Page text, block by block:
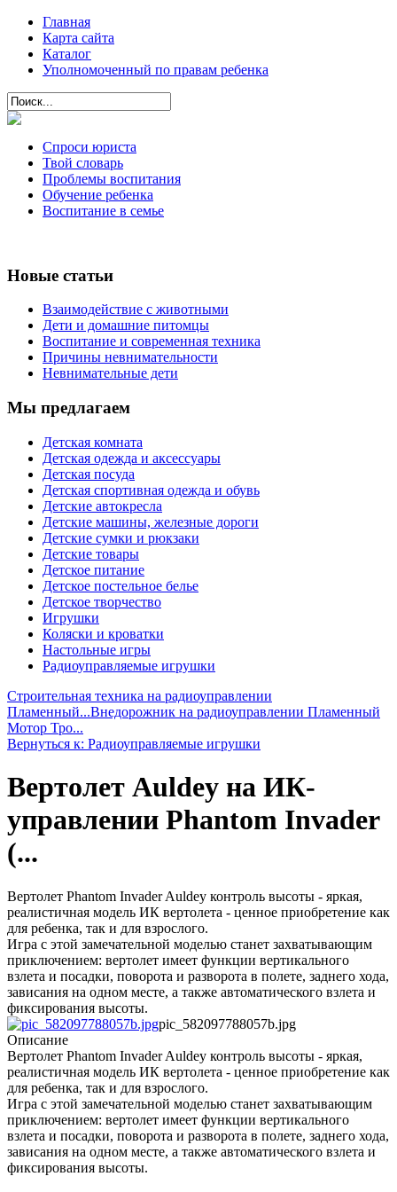
Главная
Карта сайта
Каталог
Уполномоченный по правам ребенка
Спроси юриста
Твой словарь
Проблемы воспитания
Обучение ребенка
Воспитание в семье
Новые статьи
Взаимодействие с животными
Дети и домашние питомцы
Воспитание и современная техника
Причины невнимательности
Невнимательные дети
Мы предлагаем
Детская комната
Детская одежда и аксессуары
Детская посуда
Детская спортивная одежда и обувь
Детские автокресла
Детские машины, железные дороги
Детские сумки и рюкзаки
Детские товары
Детское питание
Детское постельное белье
Детское творчество
Игрушки
Коляски и кроватки
Настольные игры
Радиоуправляемые игрушки
Строительная техника на радиоуправлении
Пламенный...Внедорожник на радиоуправлении Пламенный
Мотор Тро...
Вернуться к: Радиоуправляемые игрушки
Вертолет Auldey на ИК-
управлении Phantom Invader
(...
Вертолет Phantom Invader Auldey контроль высоты - яркая,
реалистичная модель ИК вертолета - ценное приобретение как
для ребенка, так и для взрослого.
Игра с этой замечательной моделью станет захватывающим
приключением: вертолет имеет функции вертикального
взлета и посадки, поворота и разворота в полете, заднего хода,
зависания на одном месте, а также автоматического взлета и
фиксирования высоты.
pic_582097788057b.jpg
Описание
Вертолет Phantom Invader Auldey контроль высоты - яркая,
реалистичная модель ИК вертолета - ценное приобретение как
для ребенка, так и для взрослого.
Игра с этой замечательной моделью станет захватывающим
приключением: вертолет имеет функции вертикального
взлета и посадки, поворота и разворота в полете, заднего хода,
зависания на одном месте, а также автоматического взлета и
фиксирования высоты.